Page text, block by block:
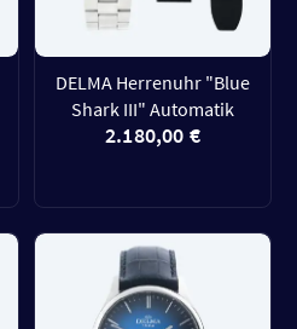
DELMA Herrenuhr "Blue
Shark III" Automatik
2.180,00 €